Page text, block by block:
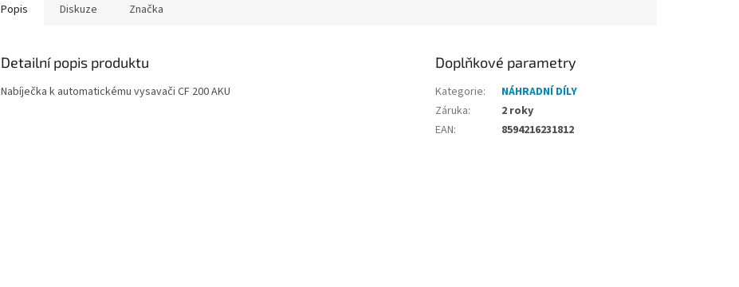
Popis Diskuze Značka
Detailní popis produktu
Nabíječka k automatickému vysavači CF 200 AKU
Doplňkové parametry
Kategorie:
NÁHRADNÍ DÍLY
Záruka:
2 roky
EAN: 8594216231812